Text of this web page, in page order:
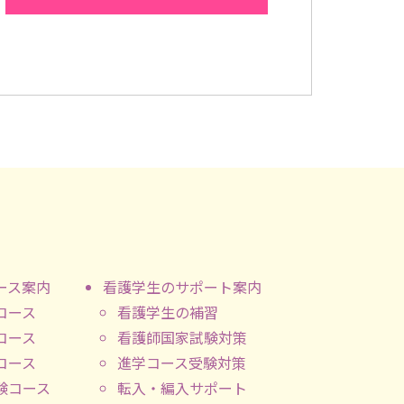
ス案内
ース
ース
ース
コース
看護学生のサポート案内
看護学生の補習
看護師国家試験対策
進学コース受験対策
転入・編入サポート